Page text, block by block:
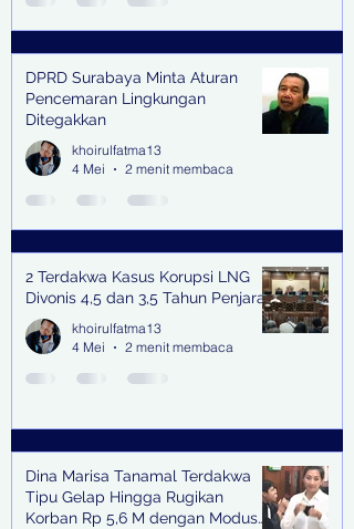
DPRD Surabaya Minta Aturan
Pencemaran Lingkungan
Ditegakkan
khoirulfatma13
4 Mei
2 menit membaca
2 Terdakwa Kasus Korupsi LNG
Divonis 4,5 dan 3,5 Tahun Penjara
khoirulfatma13
4 Mei
2 menit membaca
Dina Marisa Tanamal Terdakwa
Tipu Gelap Hingga Rugikan
Korban Rp 5,6 M dengan Modus